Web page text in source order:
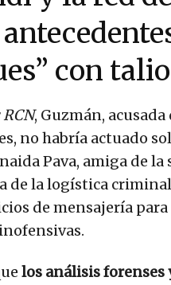
con talio
, Guzmán, acusada
no habría actuado
Pava, amiga de la
de la logística
de mensajería
los análisis forenses